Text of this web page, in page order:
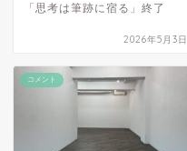
「思考は筆跡に宿る」終了
2026年5月3日
コメント